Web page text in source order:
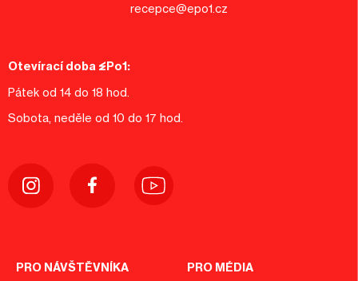
recepce@epo1.cz
Otevírací doba EPo1:
Pátek od 14 do 18 hod.
Sobota, neděle od 10 do 17 hod.
PRO NÁVŠTĚVNÍKA PRO MÉDIA